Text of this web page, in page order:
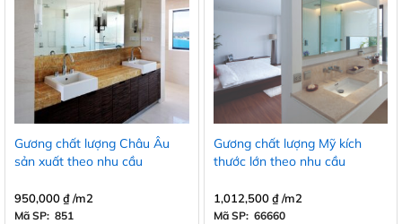
Gương chất lượng Châu Âu
sản xuất theo nhu cầu
950,000₫/m2
Mã SP: 851
Gương chất lượng Mỹ kích
thước lớn theo nhu cầu
1,012,500₫/m2
Mã SP: 66660